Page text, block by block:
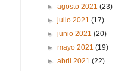
►agosto 2021(23)
►julio 2021(17)
►junio 2021(20)
►mayo 2021(19)
►abril 2021(22)